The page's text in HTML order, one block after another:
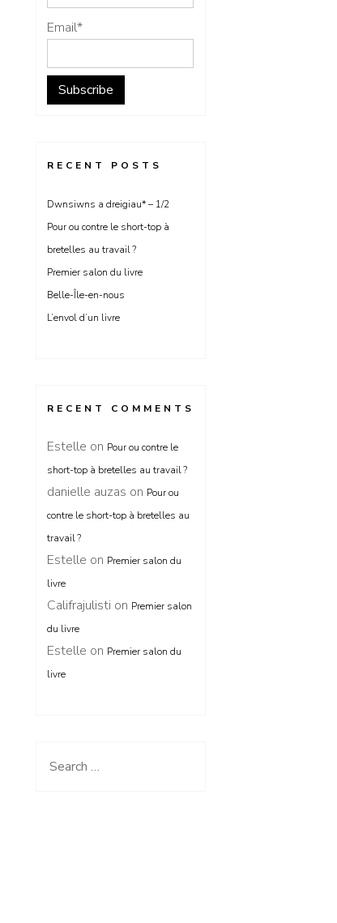
Email*
RECENT POSTS
Dwnsiwns a dreigiau* – 1/2
Pour ou contre le short-top à
bretelles au travail ?
Premier salon du livre
Belle-Île-en-nous
L’envol d’un livre
RECENT COMMENTS
Estelle on Pour ou contre le
short-top à bretelles au travail ?
danielle auzas on Pour ou
contre le short-top à bretelles au
travail ?
Estelle on Premier salon du
livre
Califrajulisti on Premier salon
du livre
Estelle on Premier salon du
livre
Search